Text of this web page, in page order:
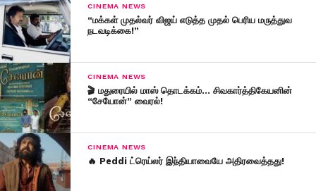
CINEMA NEWS
“மக்கள் முதல்வர் விஜய் எடுத்த முதல் பெரிய மருத்துவ
நடவடிக்கை!”
CINEMA NEWS
🎬 மதுரையில் மாஸ் தொடக்கம்… சிவகார்த்திகேயனின்
“சேயோன்” வைரல்!
CINEMA NEWS
🔥 Peddi ட்ரெய்லர் இந்தியாவையே அதிரவைத்தது!